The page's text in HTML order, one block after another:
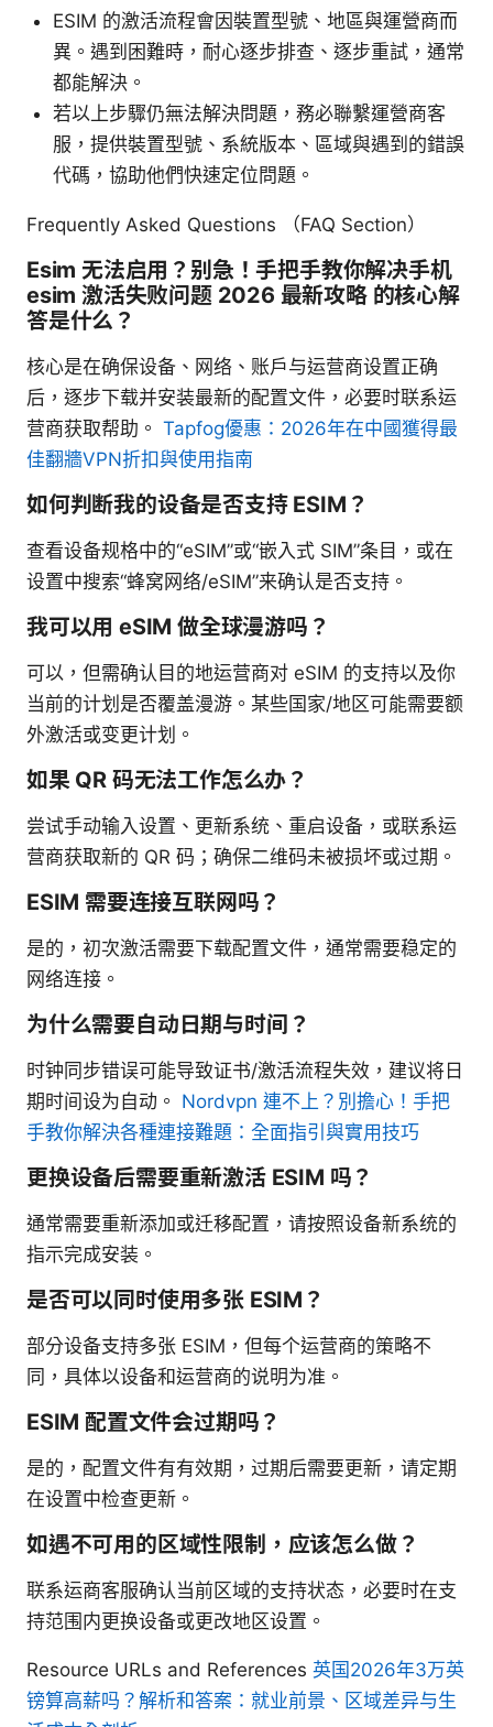
ESIM 的激活流程會因裝置型號、地區與運營商而
異。遇到困難時，耐心逐步排查、逐步重試，通常
都能解決。
若以上步驟仍無法解決問題，務必聯繫運營商客
服，提供裝置型號、系統版本、區域與遇到的錯誤
代碼，協助他們快速定位問題。
Frequently Asked Questions （FAQ Section）
Esim 无法启用？别急！手把手教你解决手机
esim 激活失败问题 2026 最新攻略 的核心解
答是什么？
核心是在确保设备、网络、账户与运营商设置正确
后，逐步下载并安装最新的配置文件，必要时联系运
营商获取帮助。 Tapfog優惠：2026年在中國獲得最
佳翻牆VPN折扣與使用指南
如何判断我的设备是否支持 ESIM？
查看设备规格中的“eSIM”或“嵌入式 SIM”条目，或在
设置中搜索“蜂窝网络/eSIM”来确认是否支持。
我可以用 eSIM 做全球漫游吗？
可以，但需确认目的地运营商对 eSIM 的支持以及你
当前的计划是否覆盖漫游。某些国家/地区可能需要额
外激活或变更计划。
如果 QR 码无法工作怎么办？
尝试手动输入设置、更新系统、重启设备，或联系运
营商获取新的 QR 码；确保二维码未被损坏或过期。
ESIM 需要连接互联网吗？
是的，初次激活需要下载配置文件，通常需要稳定的
网络连接。
为什么需要自动日期与时间？
时钟同步错误可能导致证书/激活流程失效，建议将日
期时间设为自动。 Nordvpn 連不上？別擔心！手把
手教你解決各種連接難題：全面指引與實用技巧
更换设备后需要重新激活 ESIM 吗？
通常需要重新添加或迁移配置，请按照设备新系统的
指示完成安装。
是否可以同时使用多张 ESIM？
部分设备支持多张 ESIM，但每个运营商的策略不
同，具体以设备和运营商的说明为准。
ESIM 配置文件会过期吗？
是的，配置文件有有效期，过期后需要更新，请定期
在设置中检查更新。
如遇不可用的区域性限制，应该怎么做？
联系运商客服确认当前区域的支持状态，必要时在支
持范围内更换设备或更改地区设置。
Resource URLs and References 英国2026年3万英
镑算高薪吗？解析和答案：就业前景、区域差异与生